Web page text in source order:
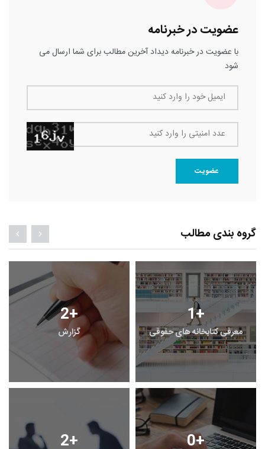
عضویت در خبرنامه
با عضویت در خبرنامه دیداد آخرین مطالب برای شما ارسال می
شود
ایمیل خود را وارد کنید
عدد امنیتی را وارد کنید
عضویت
گروه بندی مطالب
2+
گزارش
1+
معرفی کتابخانه های حقوقی
2+ 0+